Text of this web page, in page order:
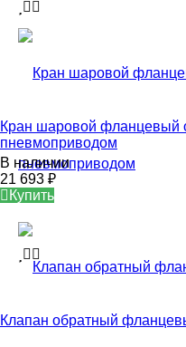
Кран шаровой фланцевый
пневмоприводом
В наличии
21 693 ₽
Купить
Клапан обратный